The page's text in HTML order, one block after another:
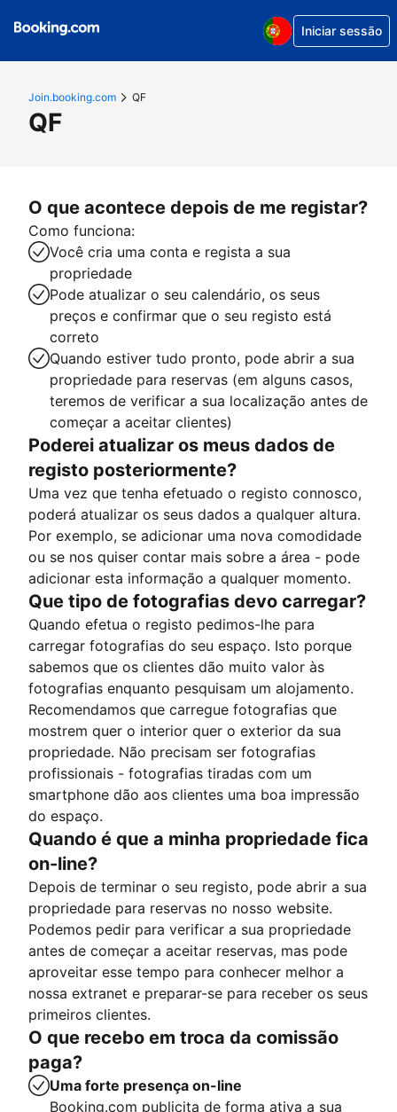
Iniciar sessão
Join.booking.com QF
QF
O que acontece depois de me registar?
Como funciona:
Você cria uma conta e regista a sua
propriedade
Pode atualizar o seu calendário, os seus
preços e confirmar que o seu registo está
correto
Quando estiver tudo pronto, pode abrir a sua
propriedade para reservas (em alguns casos,
teremos de verificar a sua localização antes de
começar a aceitar clientes)
Poderei atualizar os meus dados de
registo posteriormente?
Uma vez que tenha efetuado o registo connosco,
poderá atualizar os seus dados a qualquer altura.
Por exemplo, se adicionar uma nova comodidade
ou se nos quiser contar mais sobre a área - pode
adicionar esta informação a qualquer momento.
Que tipo de fotografias devo carregar?
Quando efetua o registo pedimos-lhe para
carregar fotografias do seu espaço. Isto porque
sabemos que os clientes dão muito valor às
fotografias enquanto pesquisam um alojamento.
Recomendamos que carregue fotografias que
mostrem quer o interior quer o exterior da sua
propriedade. Não precisam ser fotografias
profissionais - fotografias tiradas com um
smartphone dão aos clientes uma boa impressão
do espaço.
Quando é que a minha propriedade fica
on-line?
Depois de terminar o seu registo, pode abrir a sua
propriedade para reservas no nosso website.
Podemos pedir para verificar a sua propriedade
antes de começar a aceitar reservas, mas pode
aproveitar esse tempo para conhecer melhor a
nossa extranet e preparar-se para receber os seus
primeiros clientes.
O que recebo em troca da comissão
paga?
Uma forte presença on-line
Booking.com publicita de forma ativa a sua